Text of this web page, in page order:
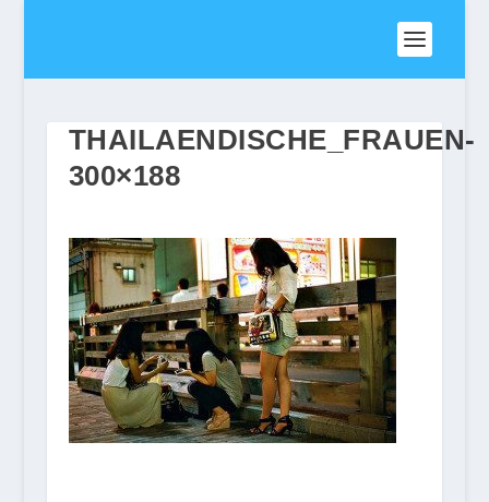
THAILAENDISCHE_FRAUEN-
300×188